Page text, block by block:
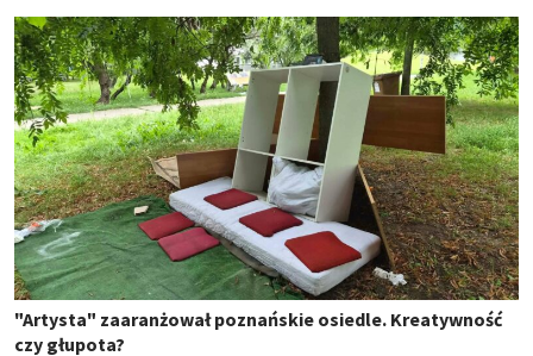
"Artysta" zaaranżował poznańskie osiedle. Kreatywność
czy głupota?